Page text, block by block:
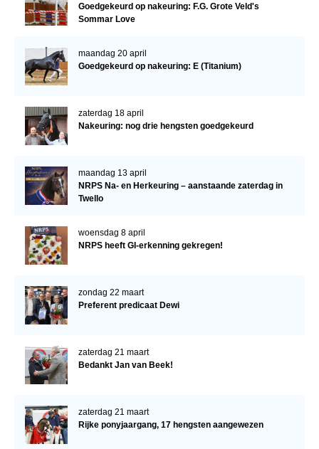
Goedgekeurd op nakeuring: F.G. Grote Veld's
Sommar Love
maandag 20 april
Goedgekeurd op nakeuring: E (Titanium)
zaterdag 18 april
Nakeuring: nog drie hengsten goedgekeurd
maandag 13 april
NRPS Na- en Herkeuring – aanstaande zaterdag in
Twello
woensdag 8 april
NRPS heeft GI-erkenning gekregen!
zondag 22 maart
Preferent predicaat Dewi
zaterdag 21 maart
Bedankt Jan van Beek!
zaterdag 21 maart
Rijke ponyjaargang, 17 hengsten aangewezen